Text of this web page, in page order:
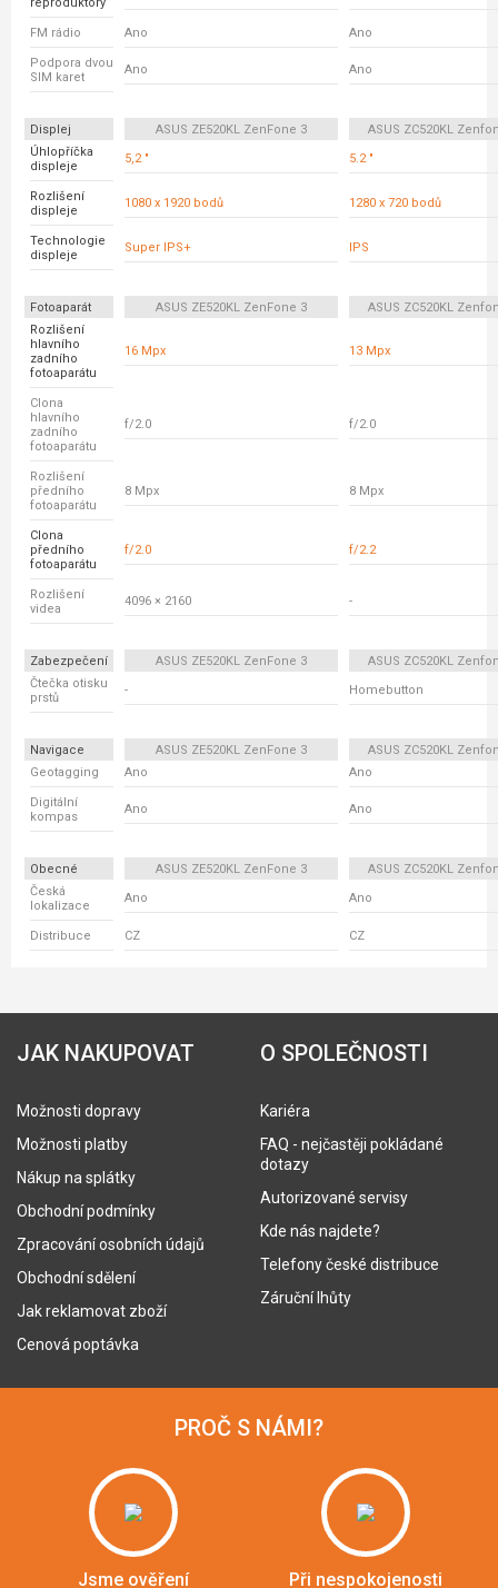
FM rádio Ano Ano
Podpora dvou
SIM karet
Ano Ano
Displej ASUS ZE520KL ZenFone 3
ASUS ZC520KL
Úhlopříčka
displeje
5,2 " 5.2 "
Rozlišení
displeje
1080 x 1920 bodů 1280 x 720 bodů
Technologie
displeje
Super IPS+ IPS
Fotoaparát ASUS ZE520KL ZenFone 3
ASUS ZC520KL
Rozlišení
hlavního
zadního
fotoaparátu
16 Mpx 13 Mpx
Clona
hlavního
zadního
fotoaparátu
f/2.0 f/2.0
Rozlišení
předního
fotoaparátu
8 Mpx 8 Mpx
Clona
předního
fotoaparátu
f/2.0 f/2.2
Rozlišení
videa
4096 × 2160 -
Zabezpečení ASUS ZE520KL ZenFone 3
ASUS ZC520KL
Čtečka otisku
prstů
- Homebutton
Navigace ASUS ZE520KL ZenFone 3
ASUS ZC520KL
Geotagging
Ano Ano
Digitální
kompas
Ano Ano
Obecné ASUS ZE520KL ZenFone 3
ASUS ZC520KL
Česká
lokalizace
Ano Ano
Distribuce CZ CZ
JAK NAKUPOVAT
Možnosti dopravy
Možnosti platby
Nákup na splátky
Obchodní podmínky
Zpracování osobních údajů
Obchodní sdělení
Jak reklamovat zboží
Cenová poptávka
O SPOLEČNOSTI
Kariéra
FAQ - nejčastěji pokládané
dotazy
Autorizované servisy
Kde nás najdete?
Telefony české distribuce
Záruční lhůty
PROČ S NÁMI?
Jsme ověření
Při nespokojenosti